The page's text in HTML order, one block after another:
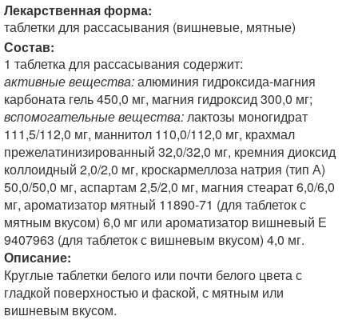
Лекарственная форма:
таблетки для рассасывания (вишневые, мятные)
Состав:
1 таблетка для рассасывания содержит:
активные вещества:алюминия гидроксида-магния
карбоната гель 450,0 мг, магния гидроксид 300,0 мг;
вспомогательные вещества:лактозы моногидрат
111,5/112,0 мг, маннитол 110,0/112,0 мг, крахмал
прежелатинизированный 32,0/32,0 мг, кремния диоксид
коллоидный 2,0/2,0 мг, кроскармеллоза натрия (тип А)
50,0/50,0 мг, аспартам 2,5/2,0 мг, магния стеарат 6,0/6,0
мг, ароматизатор мятный 11890-71 (для таблеток с
мятным вкусом) 6,0 мг или ароматизатор вишневый Е
9407963 (для таблеток с вишневым вкусом) 4,0 мг.
Описание:
Круглые таблетки белого или почти белого цвета с
гладкой поверхностью и фаской, с мятным или
вишневым вкусом.